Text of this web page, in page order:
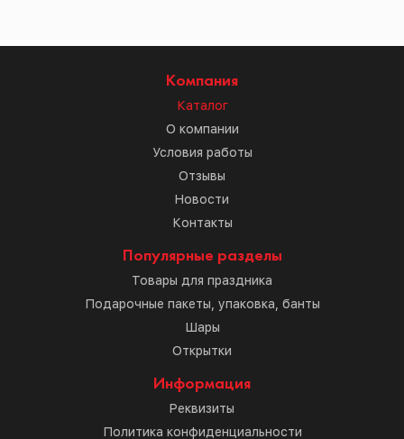
Компания
Каталог
О компании
Условия работы
Отзывы
Новости
Контакты
Популярные разделы
Товары для праздника
Подарочные пакеты, упаковка, банты
Шары
Открытки
Информация
Реквизиты
Политика конфиденциальности